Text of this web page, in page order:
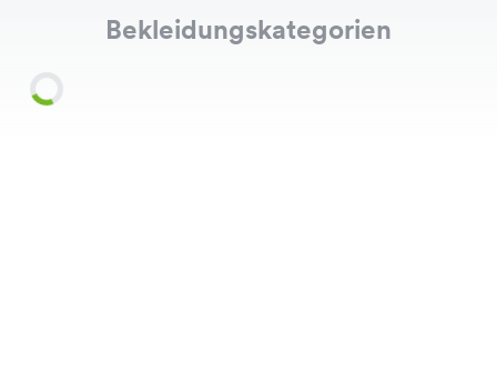
Bekleidungskategorien